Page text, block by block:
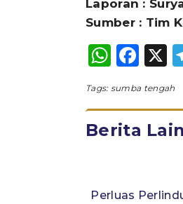
Laporan :
Sumber : Tim
X
Tags: sumba tengah
Berita
Perluas